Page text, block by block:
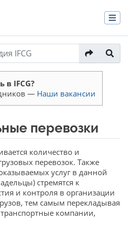
в IFCG?
— Наши вакансии
перевозки
количество и
перевозок. Также
услуг в данной
стремятся к
и контроля в организации
тем самым перекладывая
компании,